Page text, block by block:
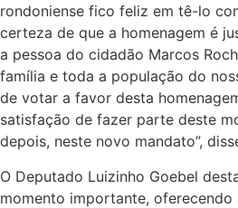
rondoniense fico feliz em tê-lo
certeza de que a homenagem é
a pessoa do cidadão Marcos
família e toda a população do
de votar a favor desta
satisfação de fazer parte deste
depois, neste novo mandato”,
O Deputado Luizinho Goebel
momento importante,